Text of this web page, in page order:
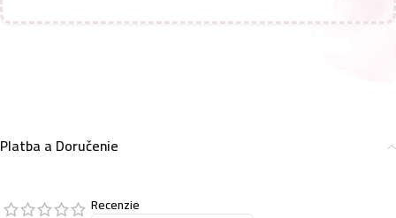
Platba a Doručenie
Recenzie